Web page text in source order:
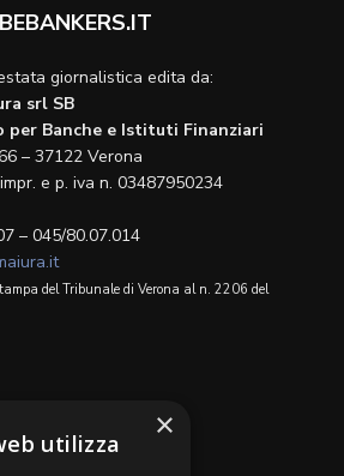
BEBANKERS.IT
giornalistica edita da:
srl SB
Banche e Istituti Finanziari
– 37122 Verona
e p. iva n. 03487950234
– 045/80.07.014
del Tribunale di Verona al n. 2206 del
×
utilizza